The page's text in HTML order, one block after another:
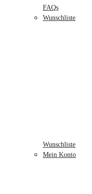
FAQs
Wunschliste
Wunschliste
Mein Konto